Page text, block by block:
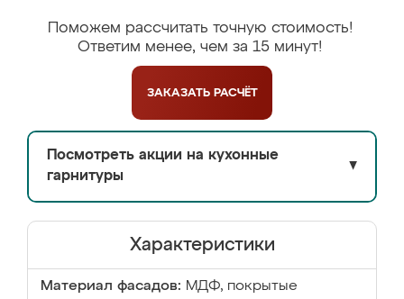
Поможем рассчитать точную стоимость!
Ответим менее, чем за 15 минут!
ЗАКАЗАТЬ РАСЧЁТ
Посмотреть акции на кухонные
гарнитуры
▼
Характеристики
Материал фасадов: МДФ, покрытые